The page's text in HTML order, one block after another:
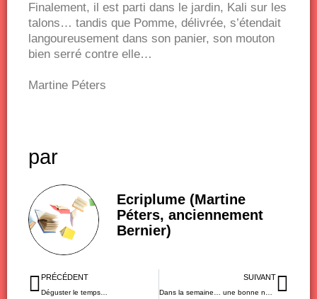
Finalement, il est parti dans le jardin, Kali sur les
talons… tandis que Pomme, délivrée, s’étendait
langoureusement dans son panier, son mouton
bien serré contre elle…
Martine Péters
par
Ecriplume (Martine
Péters, anciennement
Bernier)
Précédent
PRÉCÉDENT
Déguster le temps…
SUIVANT